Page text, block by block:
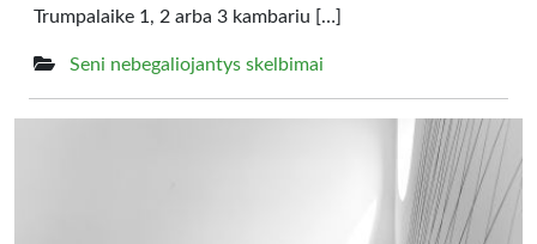
Trumpalaike 1, 2 arba 3 kambariu […]
Seni nebegaliojantys skelbimai